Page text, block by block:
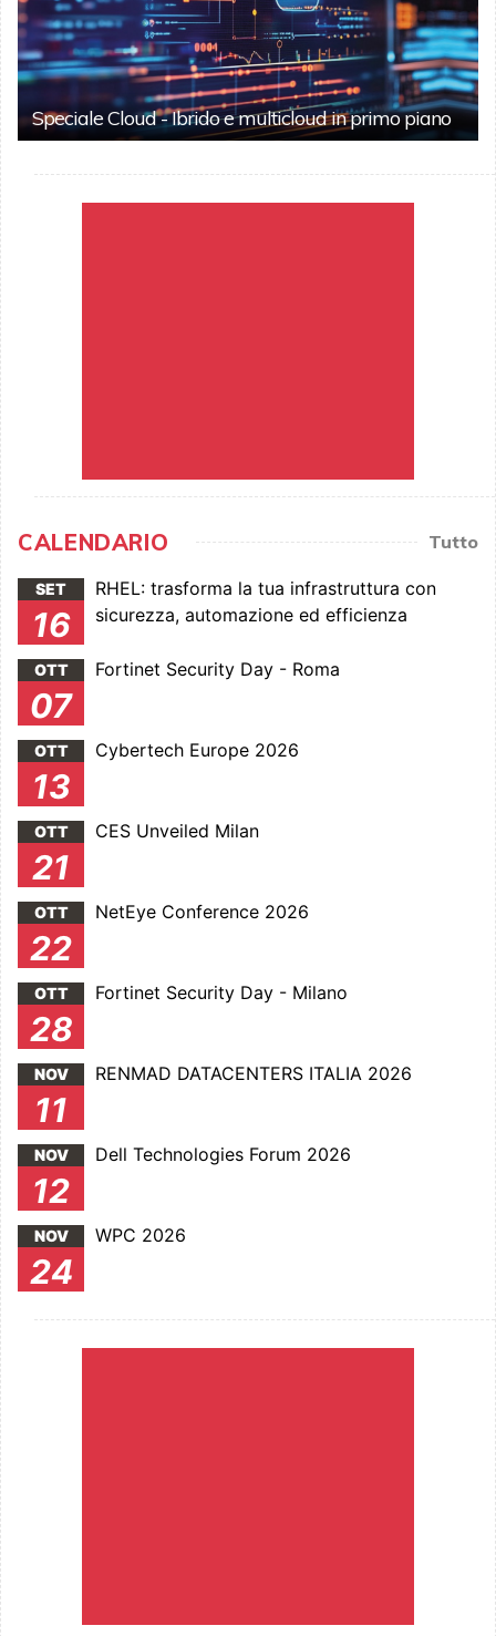
Speciale Cloud - Ibrido e multicloud in primo piano
CALENDARIO Tutto
SET
16
RHEL: trasforma la tua infrastruttura con
sicurezza, automazione ed efficienza
OTT
07
Fortinet Security Day - Roma
OTT
13
Cybertech Europe 2026
OTT
21
CES Unveiled Milan
OTT
22
NetEye Conference 2026
OTT
28
Fortinet Security Day - Milano
NOV
11
RENMAD DATACENTERS ITALIA 2026
NOV
12
Dell Technologies Forum 2026
NOV
24
WPC 2026